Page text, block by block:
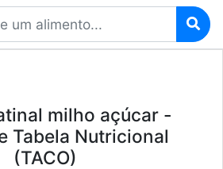
milho açúcar -
Tabela Nutricional
(TACO)